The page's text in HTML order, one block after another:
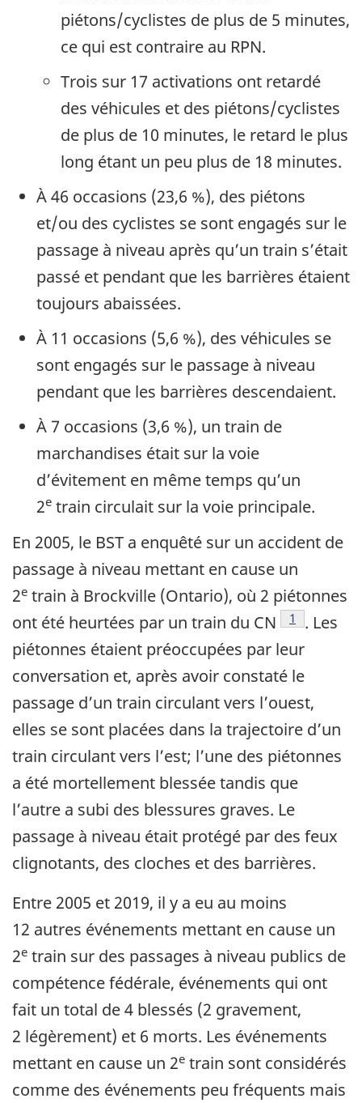
piétons/cyclistes de plus de 5 minutes,
ce qui est contraire au RPN.
Trois sur 17 activations ont retardé
des véhicules et des piétons/cyclistes
de plus de 10 minutes, le retard le plus
long étant un peu plus de 18 minutes.
À 46 occasions (23,6 %), des piétons
et/ou des cyclistes se sont engagés sur le
passage à niveau après qu’un train s’était
passé et pendant que les barrières étaient
toujours abaissées.
À 11 occasions (5,6 %), des véhicules se
sont engagés sur le passage à niveau
pendant que les barrières descendaient.
À 7 occasions (3,6 %), un train de
marchandises était sur la voie
d’évitement en même temps qu’un
2e train circulait sur la voie principale.
En 2005, le BST a enquêté sur un accident de
passage à niveau mettant en cause un
2e train à Brockville (Ontario), où 2 piétonnes
ont été heurtées par un train du CN
Note de bas
1
. Les
piétonnes étaient préoccupées par leur
conversation et, après avoir constaté le
passage d’un train circulant vers l’ouest,
elles se sont placées dans la trajectoire d’un
train circulant vers l’est; l’une des piétonnes
a été mortellement blessée tandis que
l’autre a subi des blessures graves. Le
passage à niveau était protégé par des feux
clignotants, des cloches et des barrières.
Entre 2005 et 2019, il y a eu au moins
12 autres événements mettant en cause un
2e train sur des passages à niveau publics de
compétence fédérale, événements qui ont
fait un total de 4 blessés (2 gravement,
2 légèrement) et 6 morts. Les événements
mettant en cause un 2e train sont considérés
comme des événements peu fréquents mais